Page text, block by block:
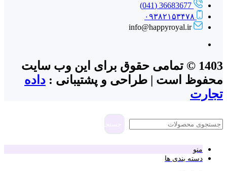
36683677 (041)
۰۹۳۸۲۱۵۳۴۷۸
info@happyroyal.ir
1403 © تمامی حقوق برای این وب سایت
محفوظ است | طراحی و پشتیبانی : داده
تجارت
منو
دسته بندی ها